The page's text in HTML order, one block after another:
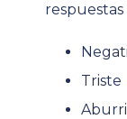
Triste